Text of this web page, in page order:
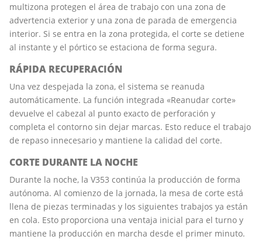
multizona protegen el área de trabajo con una zona de
advertencia exterior y una zona de parada de emergencia
interior. Si se entra en la zona protegida, el corte se detiene
al instante y el pórtico se estaciona de forma segura.
RÁPIDA RECUPERACIÓN
Una vez despejada la zona, el sistema se reanuda
automáticamente. La función integrada «Reanudar corte»
devuelve el cabezal al punto exacto de perforación y
completa el contorno sin dejar marcas. Esto reduce el trabajo
de repaso innecesario y mantiene la calidad del corte.
CORTE DURANTE LA NOCHE
Durante la noche, la V353 continúa la producción de forma
autónoma. Al comienzo de la jornada, la mesa de corte está
llena de piezas terminadas y los siguientes trabajos ya están
en cola. Esto proporciona una ventaja inicial para el turno y
mantiene la producción en marcha desde el primer minuto.